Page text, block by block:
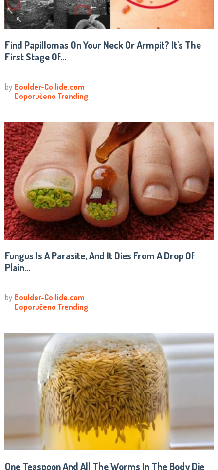
Find Papillomas On Your Neck Or Armpit? It's The
First Stage Of...
Fungus Is A Parasite, And It Dies From A Drop Of
Plain...
One Teaspoon And All The Worms In The Body Die